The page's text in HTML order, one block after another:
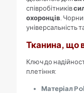
співробітників
охоронців .
універсальність
Тканина, що
Ключ до
плетіння:
Матеріал